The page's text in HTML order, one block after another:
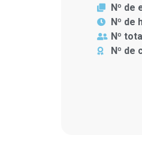
Nº de
Nº de
Nº
Nº de